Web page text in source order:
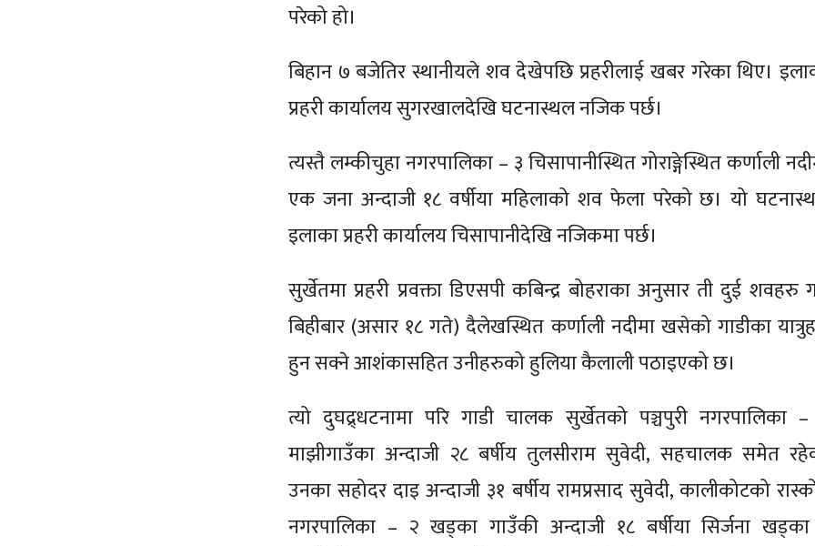
परेको हो।
बिहान ७ बजेतिर स्थानीयले शव देखेपछि प्रहरीलाई खबर गरेका थिए।
प्रहरी कार्यालय सुगरखालदेखि घटनास्थल नजिक पर्छ।
त्यस्तै लम्कीचुहा नगरपालिका – ३ चिसापानीस्थित गोराङ्गेस्थित कर्णाली
एक जना अन्दाजी १८ वर्षीया महिलाको शव फेला परेको छ। यो
इलाका प्रहरी कार्यालय चिसापानीदेखि नजिकमा पर्छ।
सुर्खेतमा प्रहरी प्रवक्ता डिएसपी कबिन्द्र बोहराका अनुसार ती दुई शवहरु
बिहीबार (असार १८ गते) दैलेखस्थित कर्णाली नदीमा खसेको गाडीका
हुन सक्ने आशंकासहित उनीहरुको हुलिया कैलाली पठाइएको छ।
त्यो दुघद्र्धटनामा परि गाडी चालक सुर्खेतको पञ्चपुरी नगरपालिका
माझीगाउँका अन्दाजी २८ बर्षीय तुलसीराम सुवेदी, सहचालक समेत
उनका सहोदर दाइ अन्दाजी ३१ बर्षीय रामप्रसाद सुवेदी, कालीकोटको
नगरपालिका – २ खड्का गाउँकी अन्दाजी १८ बर्षीया सिर्जना